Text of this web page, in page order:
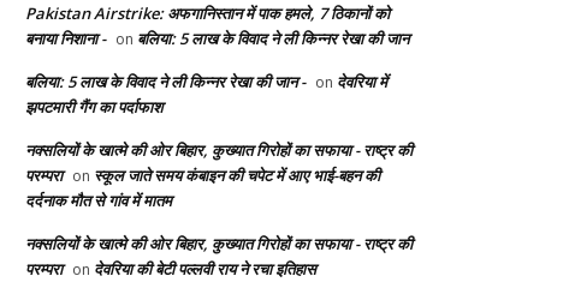
Pakistan Airstrike: अफगानिस्तान में पाक हमले, 7 ठिकानों को
बनाया निशाना - on बलिया: 5 लाख के विवाद ने ली किन्नर रेखा की जान
बलिया: 5 लाख के विवाद ने ली किन्नर रेखा की जान - on देवरिया में
झपटमारी गैंग का पर्दाफाश
नक्सलियों के खात्मे की ओर बिहार, कुख्यात गिरोहों का सफाया - राष्ट्र की
परम्परा on स्कूल जाते समय कंबाइन की चपेट में आए भाई-बहन की
दर्दनाक मौत से गांव में मातम
नक्सलियों के खात्मे की ओर बिहार, कुख्यात गिरोहों का सफाया - राष्ट्र की
परम्परा on देवरिया की बेटी पल्लवी राय ने रचा इतिहास